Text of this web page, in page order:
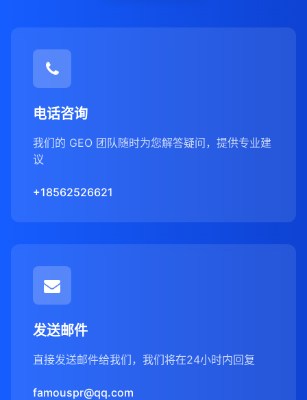
电话咨询
我们的 GEO 团队随时为您解答疑问，提供专业建
议
+18562526621
发送邮件
直接发送邮件给我们，我们将在24小时内回复
famouspr@qq.com